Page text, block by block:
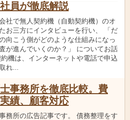
員が徹底解説
社で無人契約機（自動契約機）のオ
お三方にインタビューを行い、 「だ
向こう側がどのような仕組みになっ
が進んでいくのか？」 についてお話
機は、インターネットや電話で申込
れ...
事務所を徹底比較。費
績、顧客対応
務所の広告記事です。 債務整理をす